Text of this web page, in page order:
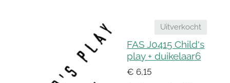
Uitverkocht
FAS J0415 Child's
play + duikelaar6
€ 6,15